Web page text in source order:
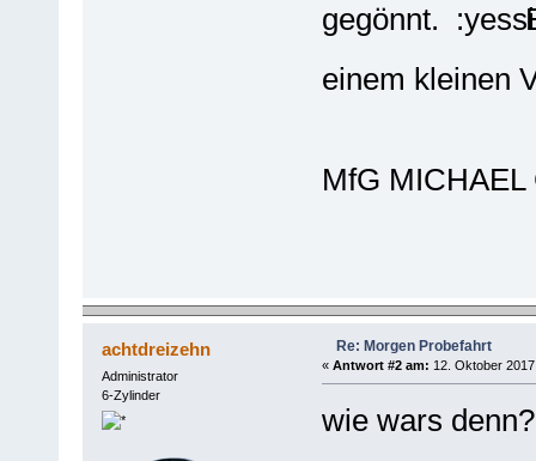
gegönnt.
einem kleinen
MfG
achtdreizehn
Administrator
6-Zylinder
Re: Morgen Probefahrt
« Antwort #2 am: 12. Oktober
wie wars